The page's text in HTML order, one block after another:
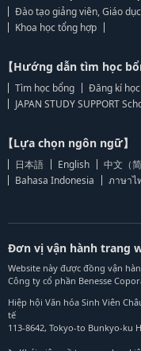
Đào tạo giảng viên, Giáo dục
Khoa học tổng hợp
【Hướng dẫn tìm học
Tìm học bổng
Đăng kí
JAPAN STUDY SUPPORT
【Lựa chọn ngôn ngữ】
日本語 English 中文（
Bahasa Indonesia
ภาษาไ
Đơn vị vận hành trang
Website này được đồng vận
Công ty cổ phần Benesse
Hiệp hội Văn hóa Sinh Viên
tế
113-8642, Tokyo-to Bunkyo-ku